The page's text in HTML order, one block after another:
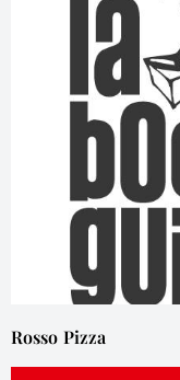
Rosso Pizza